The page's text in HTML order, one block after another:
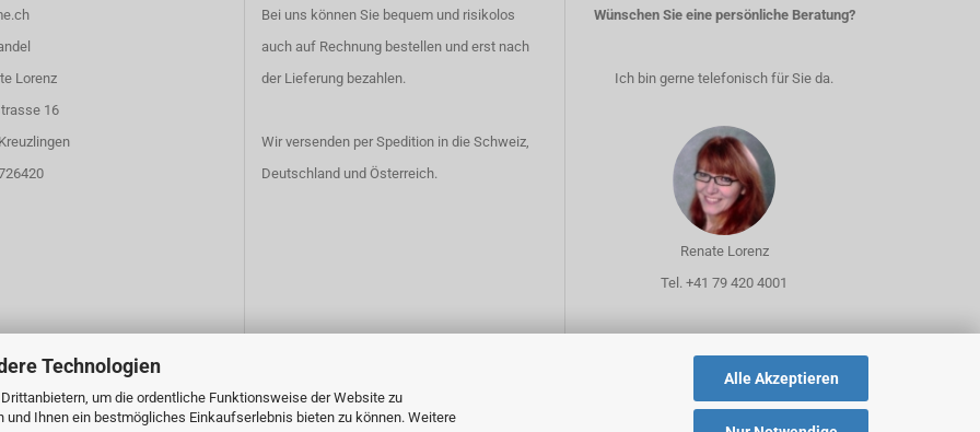
Technologien
um die ordentliche Funktionsweise der Website zu
Ihnen ein bestmögliches Einkaufserlebnis bieten zu können. Weitere
Alle Akzeptieren
Lorenz
16
Bei uns können Sie bequem und risikolos
auch auf Rechnung bestellen und erst nach
der Lieferung bezahlen.
Wir versenden per Spedition in die Schweiz,
Deutschland und Österreich.
Wünschen Sie eine persönliche Beratung?
Ich bin gerne telefonisch für Sie da.
Renate Lorenz
Tel. +41 79 420 4001